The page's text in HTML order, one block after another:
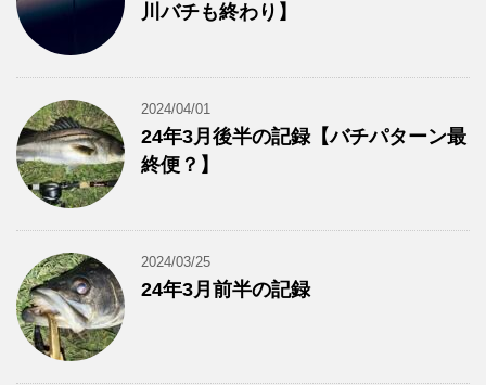
川バチも終わり】
2024/04/01
24年3月後半の記録【バチパターン最
終便？】
2024/03/25
24年3月前半の記録